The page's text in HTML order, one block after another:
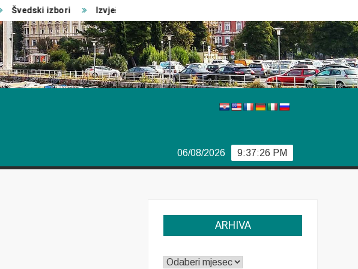
Švedski izbori Izvještaj Europola
9:37:26 PM
06/08/2026
ARHIVA
ARHIVA